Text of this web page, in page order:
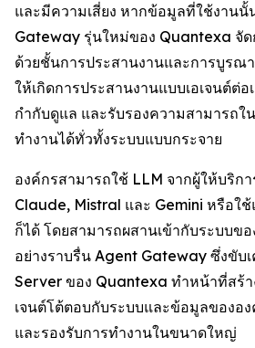
และมีความเสี่ยง หากข้อมูลที่ใช้งานนั้
Gateway รุ่นใหม่ของ Quantexa จั
ด้วยชั้นการประสานงานและการบูรณ
ให้เกิดการประสานงานแบบเอเจนต์ต่อ
กำกับดูแล และรับรองความสามารถใ
ทำงานได้ทั่วทั้งระบบแบบกระจาย
องค์กรสามารถใช้ LLM จากผู้ให้บริก
Claude, Mistral และ Gemini หรือใช้
ก็ได้ โดยสามารถผสานเข้ากับระบบข
อย่างราบรื่น Agent Gateway ซึ่งขับ
Server ของ Quantexa ทำหน้าที่สร้า
เจนต์โต้ตอบกับระบบและข้อมูลของอ
และรองรับการทำงานในขนาดใหญ่